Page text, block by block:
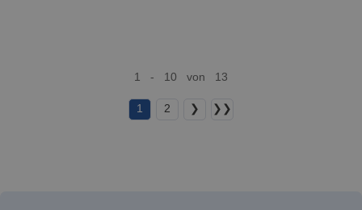
1 - 10 von 13
1 2 ❯ ❯❯